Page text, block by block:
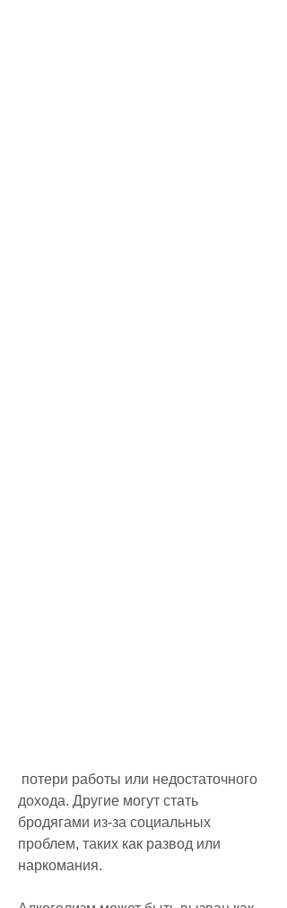
дохода. Другие могут стать
бродягами из-за социальных
проблем, таких как развод или
наркомания.